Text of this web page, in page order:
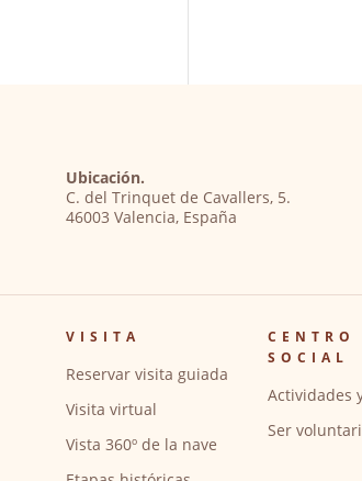
Ubicación.
C. del Trinquet de Cavallers, 5.
46003 Valencia, España
VISITA
Reservar visita guiada
Visita virtual
Vista 360º de la nave
CENTRO
SOCIAL
Actividades
Ser